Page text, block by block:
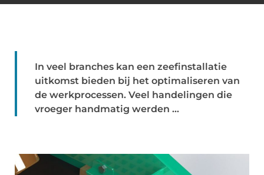
In veel branches kan een zeefinstallatie
uitkomst bieden bij het optimaliseren van
de werkprocessen. Veel handelingen die
vroeger handmatig werden ...